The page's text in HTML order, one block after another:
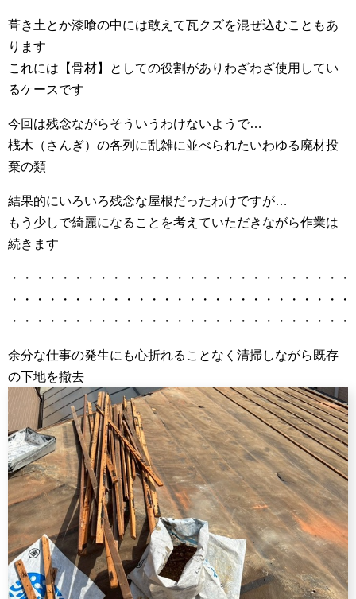
葺き土とか漆喰の中には敢えて瓦クズを混ぜ込むこともあ
ります
これには【骨材】としての役割がありわざわざ使用してい
るケースです
今回は残念ながらそういうわけないようで…
桟木（さんぎ）の各列に乱雑に並べられたいわゆる廃材投
棄の類
結果的にいろいろ残念な屋根だったわけですが…
もう少しで綺麗になることを考えていただきながら作業は
続きます
・・・・・・・・・・・・・・・・・・・・・・・・・・
・・・・・・・・・・・・・・・・・・・・・・・・・・
・・・・・・・・・・・・・・・・・・・・・・・・・・
余分な仕事の発生にも心折れることなく清掃しながら既存
の下地を撤去